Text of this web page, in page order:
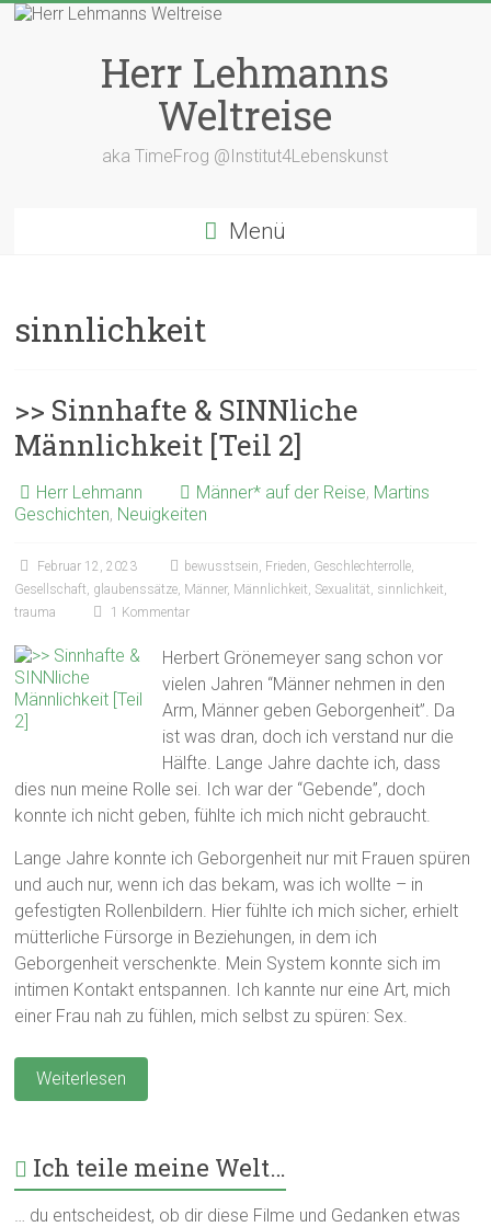
Zum
Herr Lehmanns
Weltreise
aka TimeFrog @Institut4Lebenskunst
Menü
sinnlichkeit
>> Sinnhafte & SINNliche
Männlichkeit [Teil 2]
Herr Lehmann Männer* auf der Reise, Martins
Geschichten, Neuigkeiten
Februar 12, 2023 bewusstsein, Frieden, Geschlechterrolle,
Gesellschaft, glaubenssätze, Männer, Männlichkeit, Sexualität, sinnlichkeit,
trauma
1 Kommentar
Herbert Grönemeyer sang schon vor
vielen Jahren “Männer nehmen in den
Arm, Männer geben Geborgenheit”. Da
ist was dran, doch ich verstand nur die
Hälfte. Lange Jahre dachte ich, dass
dies nun meine Rolle sei. Ich war der “Gebende”, doch
konnte ich nicht geben, fühlte ich mich nicht gebraucht.
Lange Jahre konnte ich Geborgenheit nur mit Frauen spüren
und auch nur, wenn ich das bekam, was ich wollte – in
gefestigten Rollenbildern. Hier fühlte ich mich sicher, erhielt
mütterliche Fürsorge in Beziehungen, in dem ich
Geborgenheit verschenkte. Mein System konnte sich im
intimen Kontakt entspannen. Ich kannte nur eine Art, mich
einer Frau nah zu fühlen, mich selbst zu spüren: Sex.
Weiterlesen
Ich teile meine Welt…
… du entscheidest, ob dir diese Filme und Gedanken etwas